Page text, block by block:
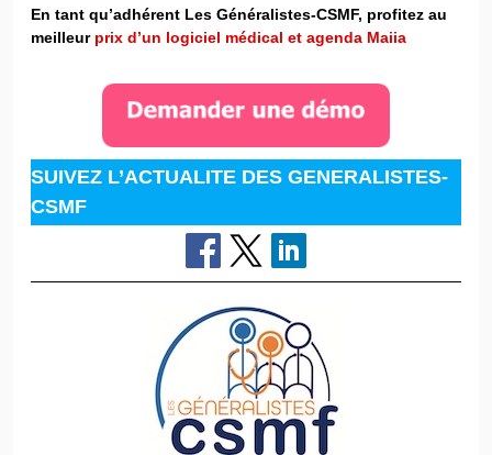
En tant qu’adhérent Les Généralistes-CSMF, profitez au
meilleur prix d’un logiciel médical et agenda Maiia
SUIVEZ L’ACTUALITE DES GENERALISTES-
CSMF